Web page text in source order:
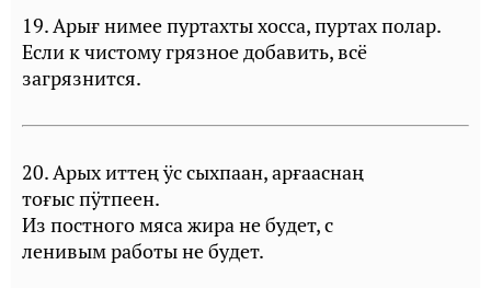
19. Арығ нимее пуртахты хосса, пуртах полар.
Если к чистому грязное добавить, всё
загрязнится.
20. Арых иттең ÿс сыхпаан, арғааснаң
тоғыc пÿтпеен.
Из постного мяса жира не будет, с
ленивым работы не будет.